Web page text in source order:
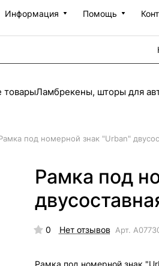
Информация Помощь
товарыЛамбрекены, шторы для
под номерной знак "Urban"
Рамка под
0 Нет отзывов Арт.
Рамка под номерной знак